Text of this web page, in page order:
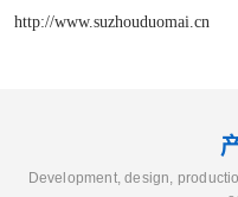
http://www.suzhouduomai.cn
Development, design,